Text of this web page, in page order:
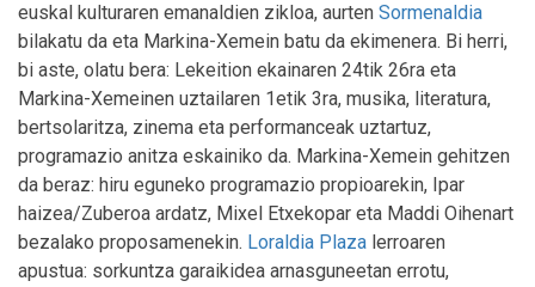
euskal kulturaren emanaldien zikloa, aurten Sormenaldia
bilakatu da eta Markina-Xemein batu da ekimenera. Bi herri,
bi aste, olatu bera: Lekeition ekainaren 24tik 26ra eta
Markina-Xemeinen uztailaren 1etik 3ra, musika, literatura,
bertsolaritza, zinema eta performanceak uztartuz,
programazio anitza eskainiko da. Markina-Xemein gehitzen
da beraz: hiru eguneko programazio propioarekin, Ipar
haizea/Zuberoa ardatz, Mixel Etxekopar eta Maddi Oihenart
bezalako proposamenekin. Loraldia Plaza lerroaren
apustua: sorkuntza garaikidea arnasguneetan errotu,